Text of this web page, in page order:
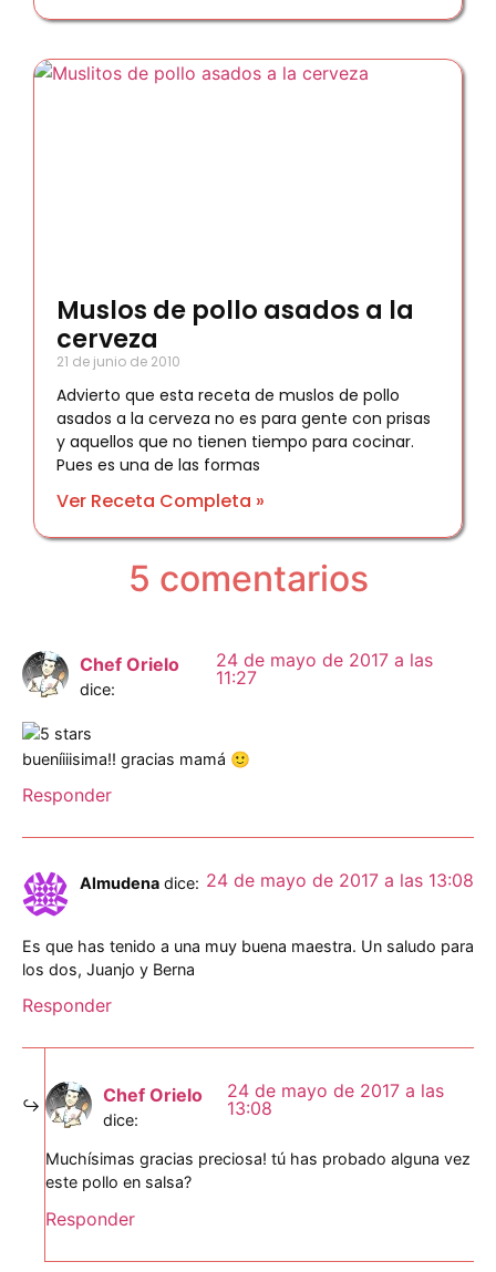
Muslos de pollo asados a la
cerveza
21 de junio de 2010
Advierto que esta receta de muslos de pollo
asados a la cerveza no es para gente con prisas
y aquellos que no tienen tiempo para cocinar.
Pues es una de las formas
Ver Receta Completa »
5 comentarios
Chef Orielo
dice:
24 de mayo de 2017 a las
11:27
bueníiiisima!! gracias mamá 🙂
Responder
Almudena dice: 24 de mayo de 2017 a las 13:08
Es que has tenido a una muy buena maestra. Un saludo para
los dos, Juanjo y Berna
Responder
Chef Orielo
dice:
24 de mayo de 2017 a las
13:08
Muchísimas gracias preciosa! tú has probado alguna vez
este pollo en salsa?
Responder